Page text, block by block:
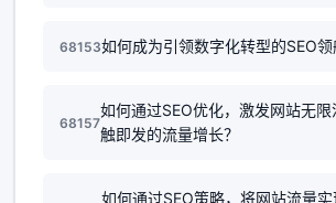
68153如何成为引领数字化转型的SEO领
68157
如何通过SEO优化，激发网站无
触即发的流量增长？
如何通过SEO策略，将网站流量实